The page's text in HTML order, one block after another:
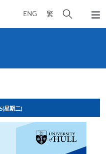
ENG 繁
开
弹
出
(星期二)